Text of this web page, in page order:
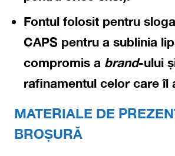
Fontul folosit pentru
CAPS pentru a sublinia
compromis a brand-ului
rafinamentul celor care îl
MATERIALE DE
BROȘURĂ